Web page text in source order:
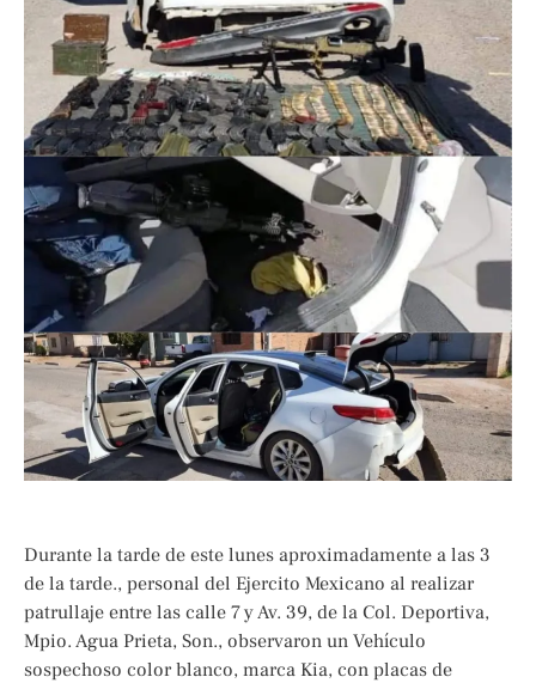
Durante la tarde de este lunes aproximadamente a las 3
de la tarde., personal del Ejercito Mexicano al realizar
patrullaje entre las calle 7 y Av. 39, de la Col. Deportiva,
Mpio. Agua Prieta, Son., observaron un Vehículo
sospechoso color blanco, marca Kia, con placas de